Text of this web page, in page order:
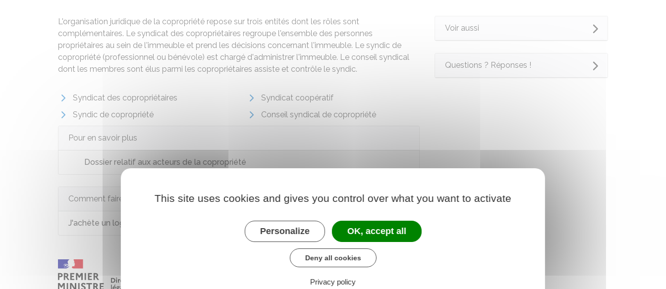
L'organisation juridique de la copropriété repose sur trois entités dont les rôles sont
complémentaires. Le syndicat des copropriétaires regroupe l'ensemble des personnes
propriétaires au sein de l'immeuble et prend les décisions concernant l'immeuble. Le syndic de
copropriété (professionnel ou bénévole) est chargé d'administrer l'immeuble. Le conseil syndical
dont les membres sont élus parmi les copropriétaires assiste et contrôle le syndic.
Syndicat des copropriétaires
Syndicat coopératif
Syndic de copropriété
Conseil syndical de copropriété
Pour en savoir plus
Dossier relatif aux acteurs de la copropriété
Comment faire si...
J'achète un logement
Voir aussi
Questions ? Réponses !
This site uses cookies and gives you control over what you want to activate
Personalize OK, accept all
Deny all cookies
Privacy policy